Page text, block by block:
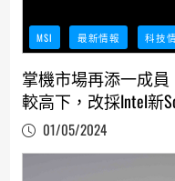
MSI 最新情報 科技
掌機市場再添一成員
較高下，改採Intel新
01/05/2024